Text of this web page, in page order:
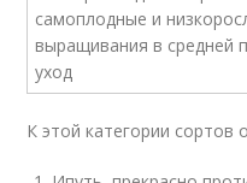
К этой категории сортов